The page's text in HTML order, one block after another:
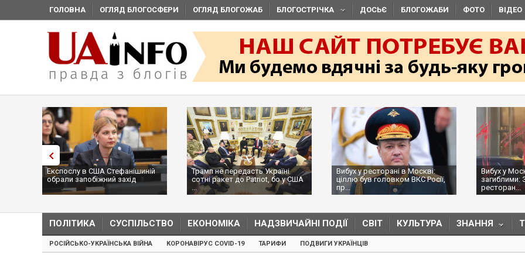
ГОЛОВНА ОГЛЯД БЛОГОСФЕРИ ОГЛЯД БЛОГОЖАБ БЛОГОСТРІЧКА ДОСЬЄ БЛОГОЖАБИ ФОТО ВІДЕО
Експослу в США Стефанішиній
обрали запобіжний захід
Трамп не передасть Україні
сотні ракет до Patriot, бо у США
...
Вибух у ресторані в Москві:
ціллю був головком ВКС Росії,
пр...
Вибух у
загиблими:
ресторан...
ПОЛІТИКА СУСПІЛЬСТВО ЕКОНОМІКА НАДЗВИЧАЙНІ ПОДІЇ СВІТ КУЛЬТУРА ЗНАННЯ
РОСІЙСЬКО-УКРАЇНСЬКА ВІЙНА КОРОНАВІРУС COVID-19 ТАРИФИ ПОДВИГИ УКРАЇНЦІВ